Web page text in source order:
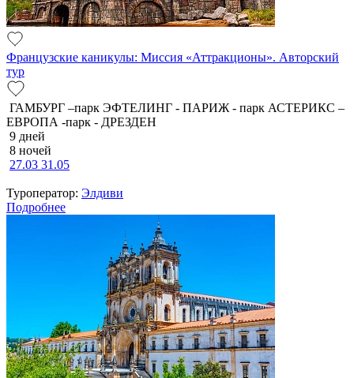
Французские каникулы: Миссия «Аттракционы». Авторский
тур
ГАМБУРГ –парк ЭФТЕЛИНГ - ПАРИЖ - парк АСТЕРИКС –
ЕВРОПА -парк - ДРЕЗДЕН
9 дней
8 ночей
27.03 31.05
Туроператор: Элдиви
Подробнее